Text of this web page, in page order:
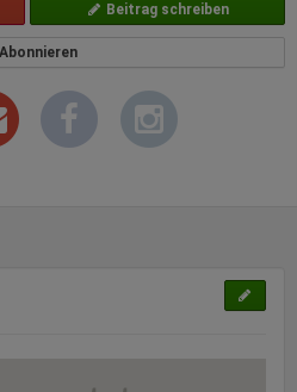
Beitrag schreiben